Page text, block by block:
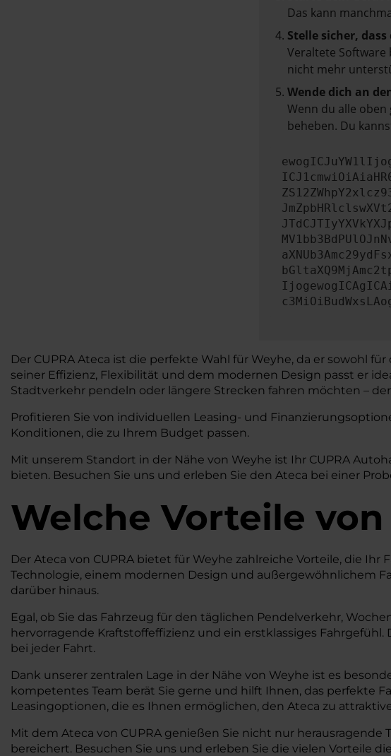
Das kann
Stelle sicher,
Veraltete
nicht mehr
Wende dich an
Wenn du alle
beheben. Du
Der CUPRA Ateca ist die perfekte Wahl für Weyhe, da er sowohl
seiner Effizienz, Flexibilität und dem modernen Design passt er
Stadtverkehr pendeln oder längere Strecken fahren möchten –
Profitieren Sie von individuellen Leasing- und
Konditionen, die zu Ihrem Budget passen.
Mit unserem Standort in der Nähe von Weyhe ist Ihr CUPRA
bieten. Besuchen Sie uns und erleben Sie den Ateca bei einer
Welche Vorteile von
Der Ateca von CUPRA bietet für Weyhe zahlreiche Vorteile, die
Technologie, einem modernen Design und außergewöhnlichem
darüber hinaus.
Egal, ob Sie das Fahrzeug für den täglichen Pendelverkehr,
hervorragende Kraftstoffeffizienz und ein erstklassiges
bei jeder Fahrt.
Dank unserer zentralen Lage in der Nähe von Weyhe ist es
kompetentes Team berät Sie gerne und hilft Ihnen, das perfekte
Leasingoptionen, die es Ihnen ermöglichen, den Ateca zu
Mit dem Ateca von CUPRA genießen Sie nicht nur
bereichert. Besuchen Sie uns und erleben Sie die vielen Vorteile